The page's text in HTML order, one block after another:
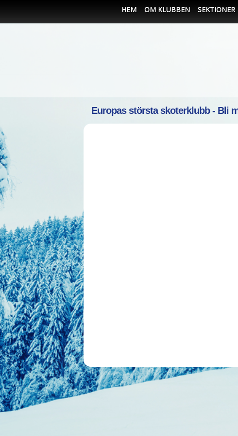
HEM OM KLUBBEN SEKTIONER
Europas största skoterklubb - Bli